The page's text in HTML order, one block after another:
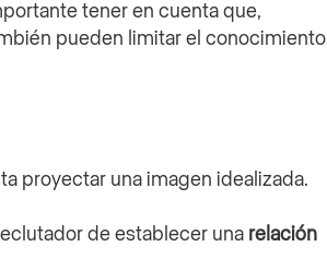
tener en cuenta que,
pueden limitar el conocimiento
proyectar una imagen idealizada.
de establecer una relación